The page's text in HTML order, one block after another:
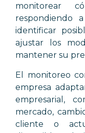
monitorear
respondiendo
identificar
ajustar los
mantener su
El monitoreo
empresa
empresarial,
mercado,
cliente o